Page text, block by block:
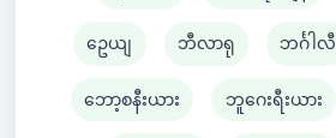
ဥေယျ ဘီလာရု ဘင်္ဂါလီ
ဘော့စနီးယား ဘူဂေးရီးယား